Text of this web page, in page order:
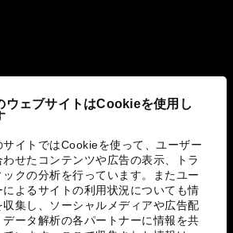
ウェブサイトはCookieを使用し
サイトではCookieを使って、ユーザー
わせたコンテンツや広告の表示、トラ
ックの分析を行っています。またユー
によるサイトの利用状況についても情
収集し、ソーシャルメディアや広告配
データ解析の各パートナーに情報を共
取り組み